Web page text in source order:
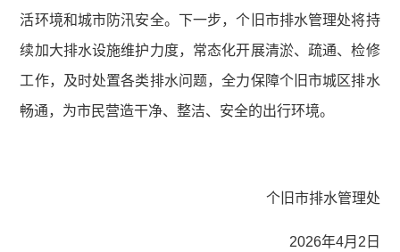
活环境和城市防汛安全。下一步，个旧市排水管理处将持
续加大排水设施维护力度，常态化开展清淤、疏通、检修
工作，及时处置各类排水问题，全力保障个旧市城区排水
畅通，为市民营造干净、整洁、安全的出行环境。
个旧市排水管理处
2026年4月2日